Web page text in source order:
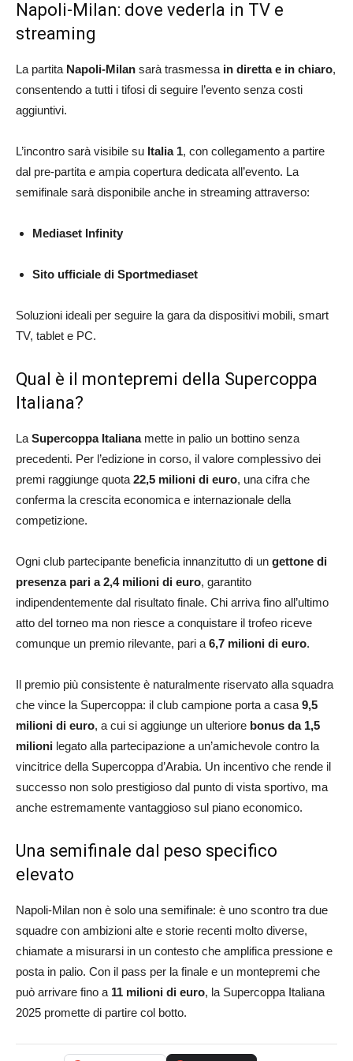
Napoli-Milan: dove vederla in TV e
streaming
La partita Napoli-Milan sarà trasmessa in diretta e in chiaro,
consentendo a tutti i tifosi di seguire l’evento senza costi
aggiuntivi.
L’incontro sarà visibile su Italia 1, con collegamento a partire
dal pre-partita e ampia copertura dedicata all’evento. La
semifinale sarà disponibile anche in streaming attraverso:
Mediaset Infinity
Sito ufficiale di Sportmediaset
Soluzioni ideali per seguire la gara da dispositivi mobili, smart
TV, tablet e PC.
Qual è il montepremi della Supercoppa
Italiana?
La Supercoppa Italianamette in palio un bottino senza
precedenti. Per l’edizione in corso, il valore complessivo dei
premi raggiunge quota 22,5 milioni di euro, una cifra che
conferma la crescita economica e internazionale della
competizione.
Ogni club partecipante beneficia innanzitutto di un gettone di
presenza pari a 2,4 milioni di euro, garantito
indipendentemente dal risultato finale. Chi arriva fino all’ultimo
atto del torneo ma non riesce a conquistare il trofeo riceve
comunque un premio rilevante, pari a 6,7 milioni di euro.
Il premio più consistente è naturalmente riservato alla squadra
che vince la Supercoppa: il club campione porta a casa 9,5
milioni di euro, a cui si aggiunge un ulteriore bonus da 1,5
milioni legato alla partecipazione a un’amichevole contro la
vincitrice della Supercoppa d’Arabia. Un incentivo che rende il
successo non solo prestigioso dal punto di vista sportivo, ma
anche estremamente vantaggioso sul piano economico.
Una semifinale dal peso specifico
elevato
Napoli-Milan non è solo una semifinale: è uno scontro tra due
squadre con ambizioni alte e storie recenti molto diverse,
chiamate a misurarsi in un contesto che amplifica pressione e
posta in palio. Con il pass per la finale e un montepremi che
può arrivare fino a 11 milioni di euro, la Supercoppa Italiana
2025 promette di partire col botto.